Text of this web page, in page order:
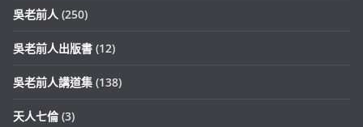
吳老前人 (250)
吳老前人出版書 (12)
吳老前人講道集 (138)
天人七倫 (3)